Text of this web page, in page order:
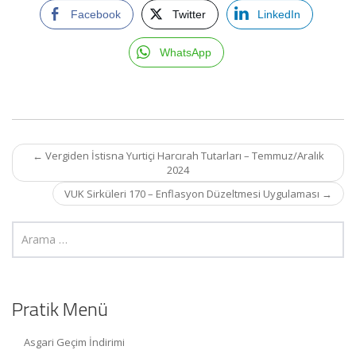
Facebook Twitter LinkedIn
WhatsApp
Post
navigation
← Vergiden İstisna Yurtiçi Harcırah Tutarları – Temmuz/Aralık
2024
VUK Sirküleri 170 – Enflasyon Düzeltmesi Uygulaması →
Pratik Menü
Asgari Geçim İndirimi